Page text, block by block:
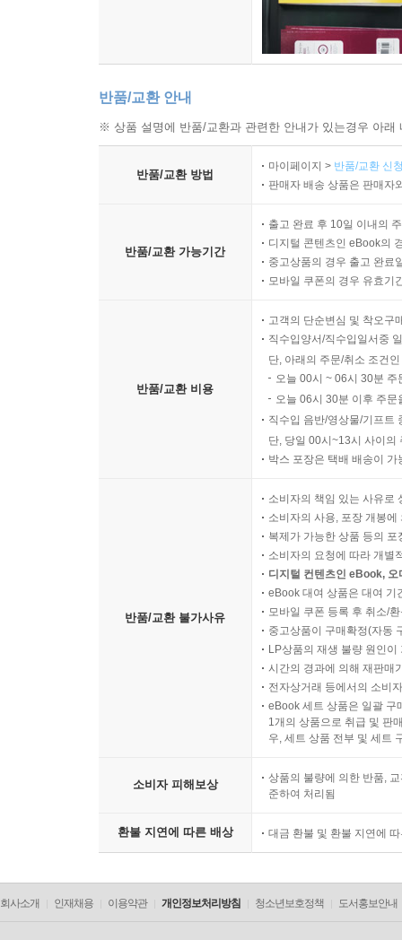
반품/교환 안내
※ 상품 설명에 반품/교환과 관련한 안내가 있는경우 아
반품/교환 방법
마이페이지 > 반품/교환 신
판매자 배송 상품은 판매자
반품/교환 가능기간
출고 완료 후 10일 이내의
디지털 콘텐츠인 eBook의
중고상품의 경우 출고 완료
모바일 쿠폰의 경우 유효기
반품/교환 비용
고객의 단순변심 및 착오구
직수입양서/직수입일서중
단, 아래의 주문/취소 조건
오늘 00시 ~ 06시 30분
오늘 06시 30분 이후 주
직수입 음반/영상물/기프트
단, 당일 00시~13시 사이의
박스 포장은 택배 배송이
반품/교환 불가사유
소비자의 책임 있는 사유로
소비자의 사용, 포장 개봉
복제가 가능한 상품 등의
소비자의 요청에 따라 개별
디지털 컨텐츠인 eBook,
eBook 대여 상품은 대여 기
모바일 쿠폰 등록 후 취소/
중고상품이 구매확정(자동
LP상품의 재생 불량 원인
시간의 경과에 의해 재판매
전자상거래 등에서의 소비
eBook 세트 상품은 일괄 구
1개의 상품으로 취급 및 판
우, 세트 상품 전부 및 세트
소비자 피해보상
상품의 불량에 의한 반품,
준하여 처리됨
환불 지연에 따른 배상 대금 환불 및 환불 지연에
회사소개 인재채용 이용약관 개인정보처리방침 청소년보호정책 도서홍보안내